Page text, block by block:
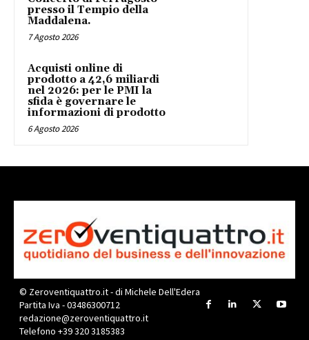
presso il Tempio della
Maddalena.
7 Agosto 2026
Acquisti online di
prodotto a 42,6 miliardi
nel 2026: per le PMI la
sfida è governare le
informazioni di prodotto
6 Agosto 2026
© Zeroventiquattro.it - di Michele Dell'Edera
Partita Iva - 03486300712
redazione@zeroventiquattro.it
Telefono +39 320 3185383